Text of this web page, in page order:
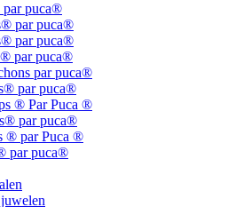
par puca®
par puca®
par puca®
par puca®
par puca®
par puca®
® Par Puca ®
par puca®
® par Puca ®
par puca®